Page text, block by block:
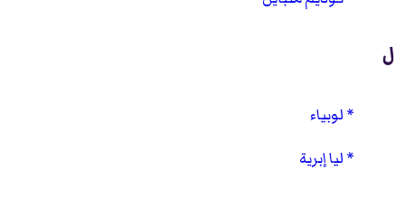
ل
لوبياء
ليا إبرية